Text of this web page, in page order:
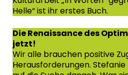
Helle“ ist ihr erstes Buch.
Die Renaissance des
jetzt!
Wir alle brauchen positive
Herausforderungen.